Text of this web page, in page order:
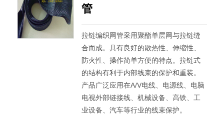
管
拉链编织网管采用聚酯单层网与拉链缝
合而成。具有良好的散热性、伸缩性、
防火性、操作简单方便的特点。拉链式
的结构有利于内部线束的保护和重装。
产品广泛应用在A/V电线、电源线、电脑
电视外部链接线、机械设备、高铁、工
业设备、汽车等行业的线束保护。